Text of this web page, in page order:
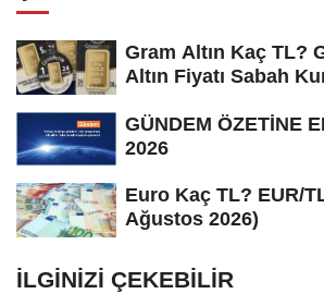
Gram Altın Kaç TL?
Altın Fiyatı Sabah
GÜNDEM ÖZETİNE
2026
Euro Kaç TL? EUR/
Ağustos 2026)
İLGINIZI ÇEKEBILIR